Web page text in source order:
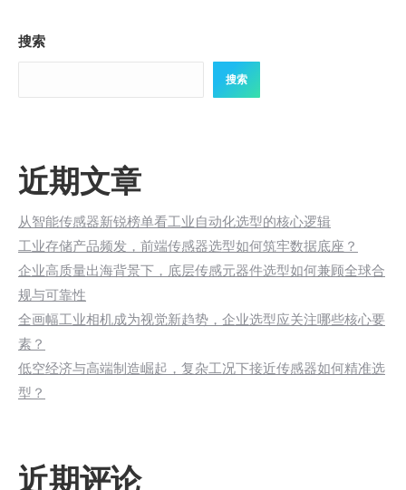
搜索
搜索
近期文章
从智能传感器新锐榜单看工业自动化选型的核心逻辑
工业存储产品频发，前端传感器选型如何筑牢数据底座？
企业高质量出海背景下，底层传感元器件选型如何兼顾全球合
规与可靠性
全画幅工业相机成为视觉新趋势，企业选型应关注哪些核心要
素？
低空经济与高端制造崛起，复杂工况下接近传感器如何精准选
型？
近期评论